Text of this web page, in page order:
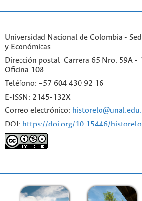
Universidad Nacional de Colombia -
y Económicas
Dirección postal: Carrera 65 Nro. 59A
Oficina 108
Teléfono: +57 604 430 92 16
E-ISSN: 2145-132X
Correo electrónico:
DOI: https://doi.org/10.15446/historelo